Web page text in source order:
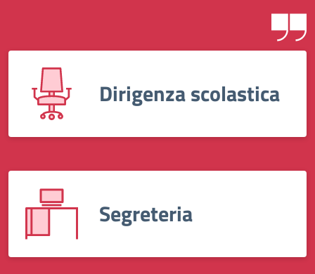
Dirigenza scolastica
Segreteria